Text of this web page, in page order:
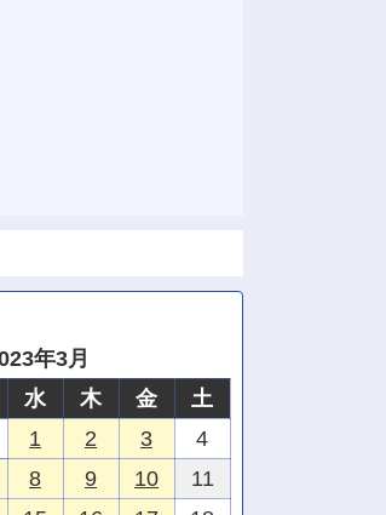
年3月
水 木 金
土
1
2 3
4
8 9 10
11